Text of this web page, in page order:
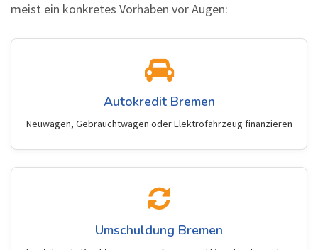
meist ein konkretes Vorhaben vor Augen:
Autokredit Bremen
Neuwagen, Gebrauchtwagen oder Elektrofahrzeug finanzieren
Umschuldung Bremen